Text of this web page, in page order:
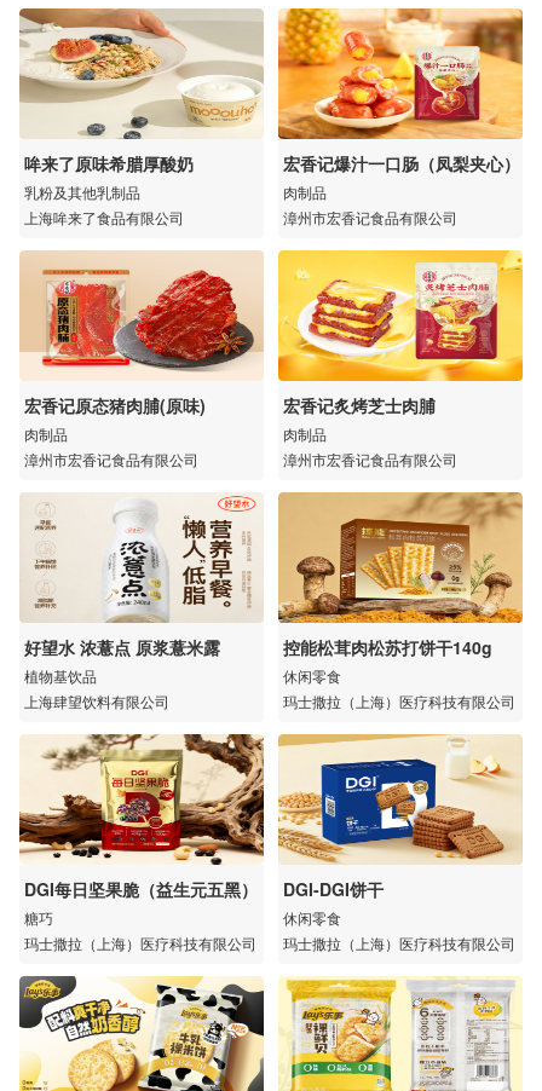
哞来了原味希腊厚酸奶
乳粉及其他乳制品
上海哞来了食品有限公司
宏香记爆汁一口肠（凤梨夹心）
肉制品
漳州市宏香记食品有限公司
宏香记原态猪肉脯(原味)
肉制品
漳州市宏香记食品有限公司
宏香记炙烤芝士肉脯
肉制品
漳州市宏香记食品有限公司
好望水 浓薏点 原浆薏米露
植物基饮品
上海肆望饮料有限公司
控能松茸肉松苏打饼干140g
休闲零食
玛士撒拉（上海）医疗科技有限公司
DGI每日坚果脆（益生元五黑）
糖巧
玛士撒拉（上海）医疗科技有限公司
DGI-DGI饼干
休闲零食
玛士撒拉（上海）医疗科技有限公司